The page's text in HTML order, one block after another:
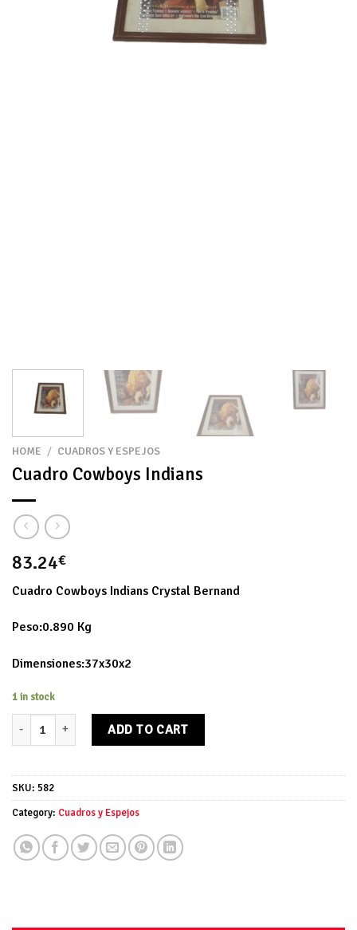
HOME / CUADROS Y ESPEJOS
Cuadro Cowboys Indians
83.24€
Cuadro Cowboys Indians Crystal Bernand
Peso:0.890 Kg
Dimensiones:37x30x2
1 in stock
Cuadro Cowboys Indians quantity
ADD TO CART
SKU: 582
Category: Cuadros y Espejos